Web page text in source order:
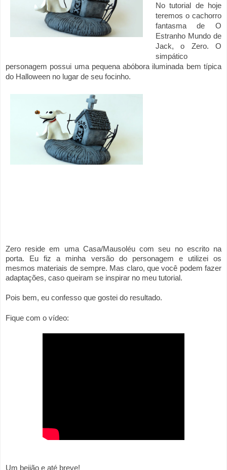
No tutorial de hoje
teremos o cachorro
fantasma de O
Estranho Mundo de
Jack, o Zero. O
simpático
personagem possui uma pequena abóbora iluminada bem típica
do Halloween no lugar de seu focinho.
Zero reside em uma Casa/Mausoléu com seu no escrito na
porta. Eu fiz a minha versão do personagem e utilizei os
mesmos materiais de sempre. Mas claro, que você podem fazer
adaptações, caso queiram se inspirar no meu tutorial.
Pois bem, eu confesso que gostei do resultado.
Fique com o vídeo:
Um beijão e até breve!